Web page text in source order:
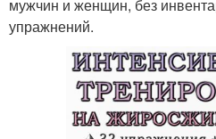
мужчин и женщин, без
упражнений.